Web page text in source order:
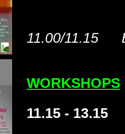
11.00/11.15
WORKSHOPS
11.15 - 13.15